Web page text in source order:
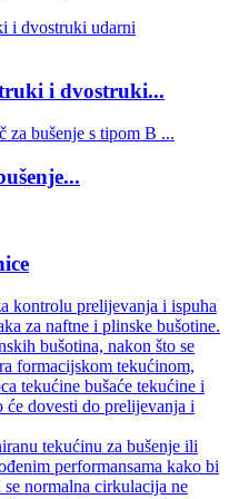
i dvostruki...
kontrolu prelijevanja i ispuha
za naftne i plinske bušotine.
bušotina, nakon što se
formacijskom tekućinom,
tekućine bušaće tekućine i
će dovesti do prelijevanja i
tekućinu za bušenje ili
performansama kako bi
normalna cirkulacija ne